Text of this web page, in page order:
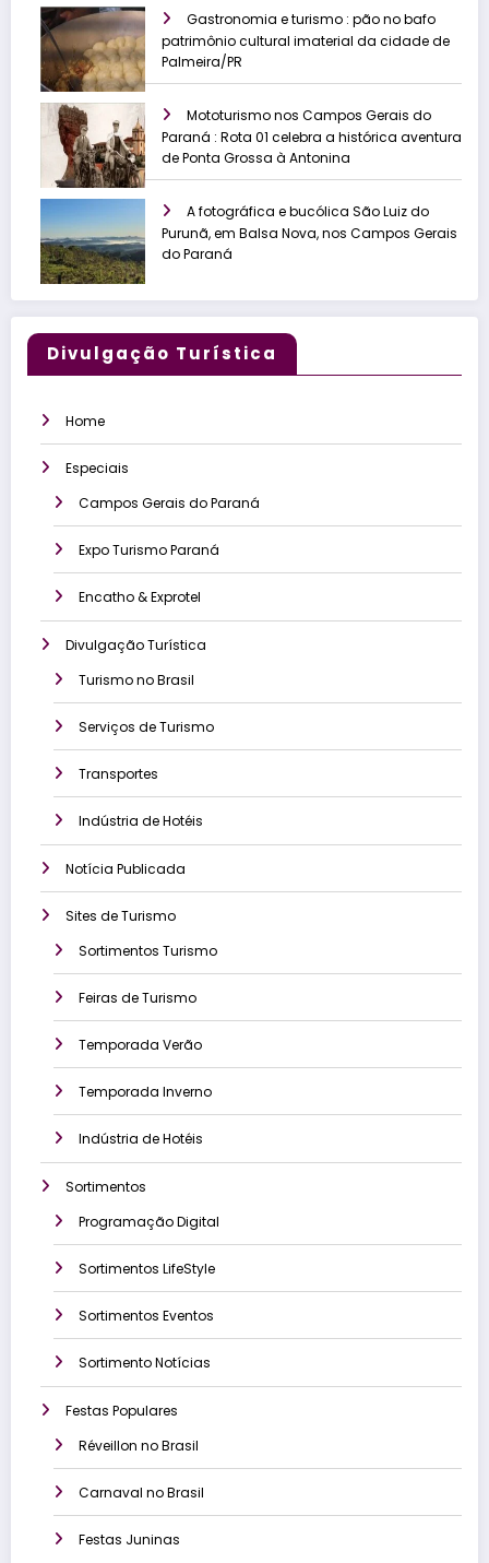
Gastronomia e turismo : pão no bafo
patrimônio cultural imaterial da cidade de
Palmeira/PR
Mototurismo nos Campos Gerais do
Paraná : Rota 01 celebra a histórica aventura
de Ponta Grossa à Antonina
A fotográfica e bucólica São Luiz do
Purunã, em Balsa Nova, nos Campos Gerais
do Paraná
Divulgação Turística
Home
Especiais
Campos Gerais do Paraná
Expo Turismo Paraná
Encatho & Exprotel
Divulgação Turística
Turismo no Brasil
Serviços de Turismo
Transportes
Indústria de Hotéis
Notícia Publicada
Sites de Turismo
Sortimentos Turismo
Feiras de Turismo
Temporada Verão
Temporada Inverno
Indústria de Hotéis
Sortimentos
Programação Digital
Sortimentos LifeStyle
Sortimentos Eventos
Sortimento Notícias
Festas Populares
Réveillon no Brasil
Carnaval no Brasil
Festas Juninas